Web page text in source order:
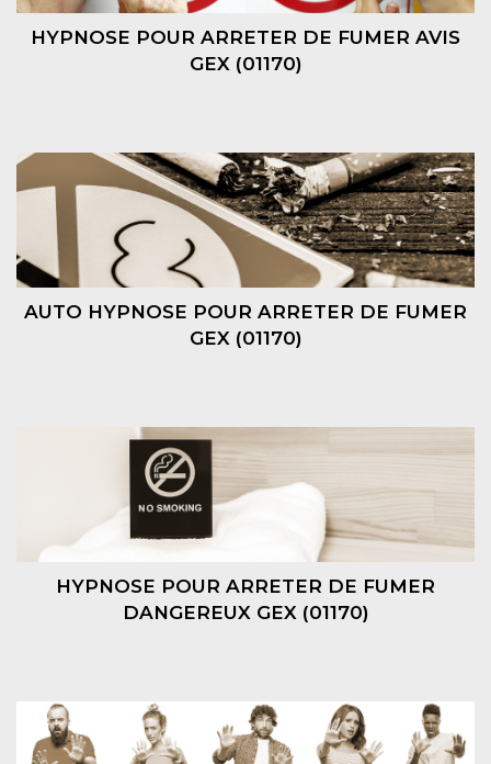
HYPNOSE POUR ARRETER DE FUMER AVIS
GEX (01170)
AUTO HYPNOSE POUR ARRETER DE FUMER
GEX (01170)
HYPNOSE POUR ARRETER DE FUMER
DANGEREUX GEX (01170)